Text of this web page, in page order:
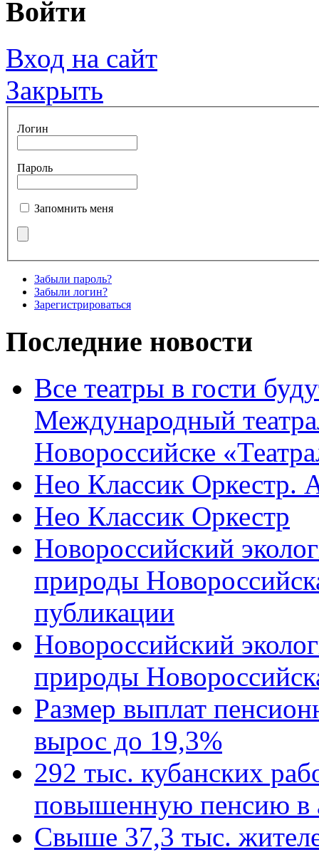
Войти
Вход на сайт
Закрыть
Логин
Пароль
Запомнить меня
Забыли пароль?
Забыли логин?
Зарегистрироваться
Последние новости
Все театры в гости
Международный
Новороссийске
Нео Классик Оркестр.
Нео Классик Оркестр
Новороссийский
природы
публикации
Новороссийский
природы
Размер выплат
вырос до 19,3%
292 тыс. кубанских
повышенную пенсию в
Свыше 37,3 тыс.